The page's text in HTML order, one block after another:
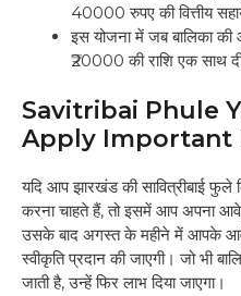
40000 रुपए की वित्तीय
इस योजना में जब बालिका की
₹20000 की राशि एक साथ
Savitribai Phule
Apply Important
यदि आप झारखंड की सावित्रीबाई फुले
करना चाहते हैं, तो इसमें आप अपना
उसके बाद अगस्त के महीने में आपके
स्वीकृति प्रदान की जाएगी। जो भी
जाती है, उन्हें फिर लाभ दिया जाएगा।